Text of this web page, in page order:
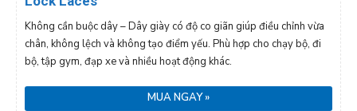
Không cần buộc dây – Dây giày có độ co giãn giúp điều chỉnh vừa
chân, không lệch và không tạo điểm yếu. Phù hợp cho chạy bộ, đi
bộ, tập gym, đạp xe và nhiều hoạt động khác.
MUA NGAY »